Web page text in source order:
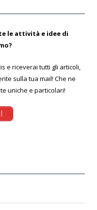
le attività e idee di
e riceverai tutti gli articoli,
sulla tua mail! Che ne
uniche e particolari!